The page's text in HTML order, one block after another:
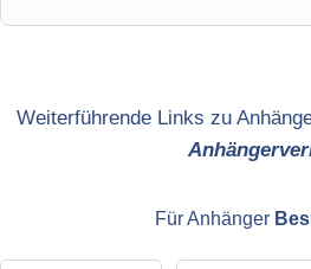
Weiterführende Links zu
Für Anhänger